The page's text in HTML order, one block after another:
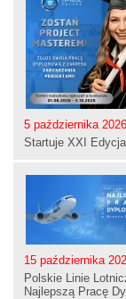
5 października
Startuje XXI
15 października
Polskie Linie
Najlepszą Pracę